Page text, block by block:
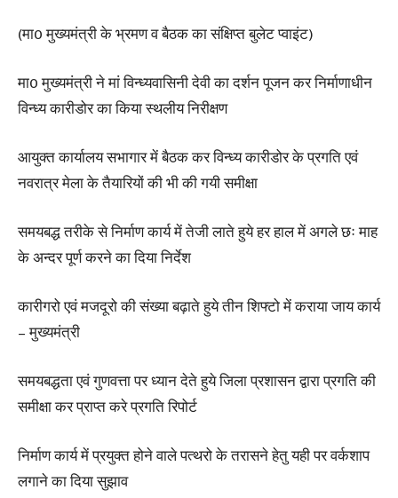
(मा0 मुख्यमंत्री के भ्रमण व बैठक का संक्षिप्त बुलेट प्वाइंट)
मा0 मुख्यमंत्री ने मां विन्ध्यवासिनी देवी का दर्शन पूजन कर निर्माणाधीन
विन्ध्य कारीडोर का किया स्थलीय निरीक्षण
आयुक्त कार्यालय सभागार में बैठक कर विन्ध्य कारीडोर के प्रगति एवं
नवरात्र मेला के तैयारियों की भी की गयी समीक्षा
समयबद्ध तरीके से निर्माण कार्य में तेजी लाते हुये हर हाल में अगले छः माह
के अन्दर पूर्ण करने का दिया निर्देश
कारीगरो एवं मजदूरो की संख्या बढ़ाते हुये तीन शिफ्टो में कराया जाय कार्य
– मुख्यमंत्री
समयबद्धता एवं गुणवत्ता पर ध्यान देते हुये जिला प्रशासन द्वारा प्रगति की
समीक्षा कर प्राप्त करे प्रगति रिपोर्ट
निर्माण कार्य में प्रयुक्त होने वाले पत्थरो के तरासने हेतु यही पर वर्कशाप
लगाने का दिया सुझाव